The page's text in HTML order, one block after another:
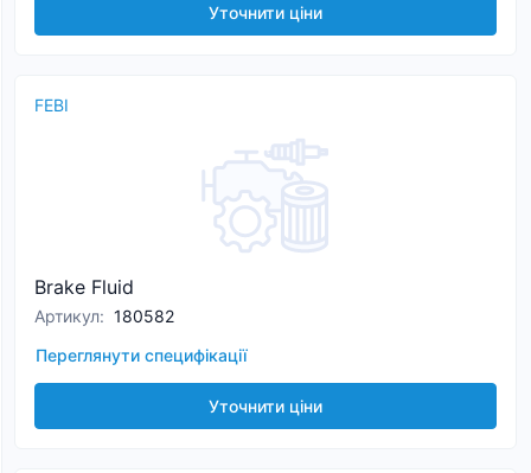
Уточнити ціни
FEBI
Brake Fluid
Артикул: 180582
Переглянути специфікації
Уточнити ціни